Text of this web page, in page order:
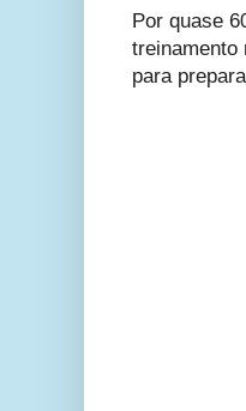
Por quase
treinamento
para